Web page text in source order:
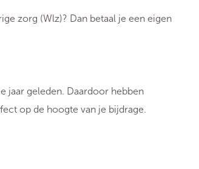
zorg (Wlz)? Dan betaal je een eigen
jaar geleden. Daardoor hebben
op de hoogte van je bijdrage.